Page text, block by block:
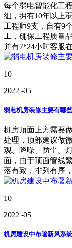
每个弱电智能化工
组，拥有10年以上
工程师9支，自有9
工，确保工程质量
并有7*24小时客服
10
2022 -05
弱电机房装修主要有哪
机房顶面上方需要
处理，顶部建议做
观、降噪、防尘。
面，由于顶面管线
落有致，排列有序
10
2022 -05
机房建设中布署新风系